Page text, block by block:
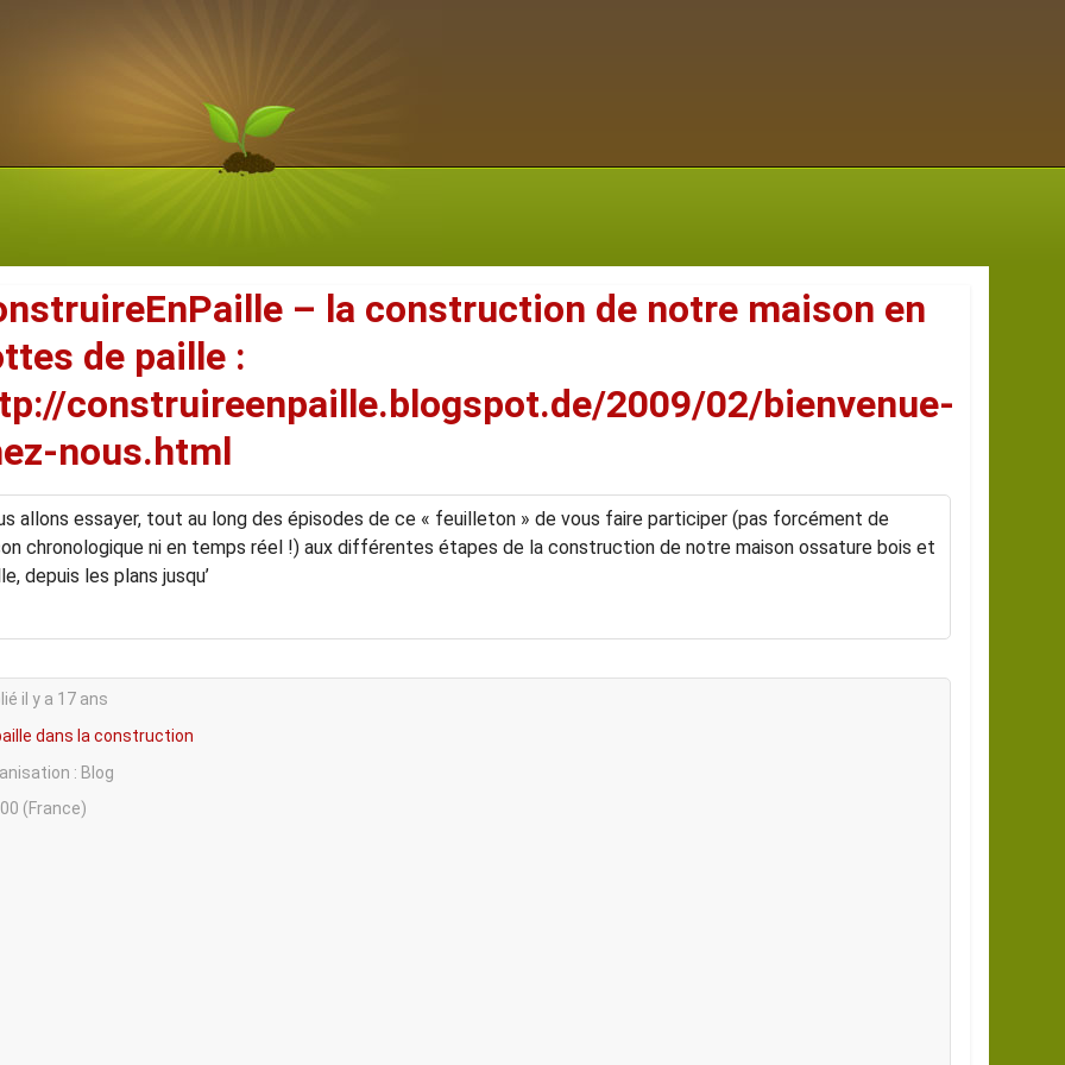
– la construction de notre maison en
de paille :
construireenpaille.blogspot.de/2009/02/bienvenue-
nous.html
allons essayer, tout au long des épisodes de ce « feuilleton » de vous faire participer (pas forcément de
chronologique ni en temps réel !) aux différentes étapes de la construction de notre maison ossature bois et
depuis les plans jusqu’
il y a 17 ans
dans la construction
: Blog
(France)